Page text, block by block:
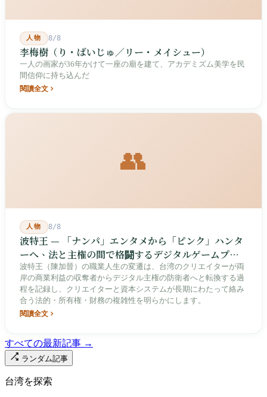
人物 8/8
李梅樹（り・ばいじゅ／リー・メイシュー）
一人の画家が36年かけて一座の廟を建て、アカデミズム美学を民
間信仰に持ち込んだ
閱讀全文
👥
人物 8/8
波特王 — 「ナンパ」エンタメから「ピンク」ハンタ
ーへ、法と主権の間で格闘するデジタルゲームプレ
イヤー
波特王（陳加晉）の職業人生の変遷は、台湾のクリエイターが両
岸の商業利益の収奪者からデジタル主権の防衛者へと転換する過
程を記録し、クリエイターと資本システムが長期にわたって絡み
合う法的・所有権・財務の複雑性を明らかにします。
閱讀全文
すべての最新記事 →
ランダム記事
台湾を探索